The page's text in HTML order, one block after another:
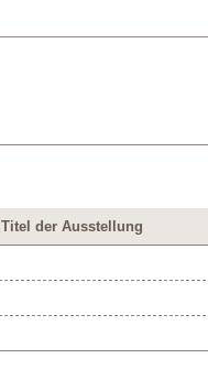
Titel der Ausstellung